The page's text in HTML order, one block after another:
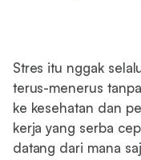
Stres itu nggak
terus-menerus
ke kesehatan dan
kerja yang serba
datang dari mana